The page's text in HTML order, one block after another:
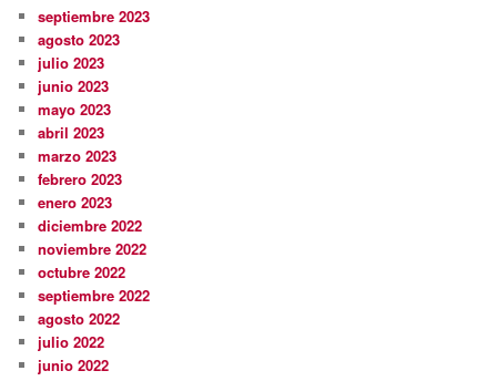
septiembre 2023
agosto 2023
julio 2023
junio 2023
mayo 2023
abril 2023
marzo 2023
febrero 2023
enero 2023
diciembre 2022
noviembre 2022
octubre 2022
septiembre 2022
agosto 2022
julio 2022
junio 2022